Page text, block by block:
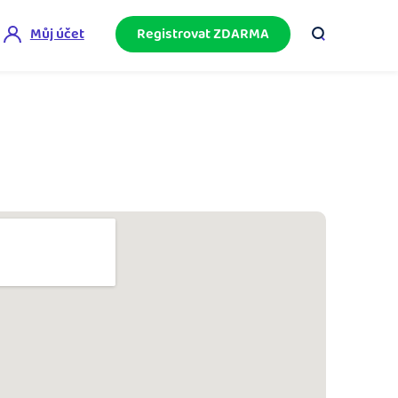
se komunity na fakturaci, daně či
Můj účet Registrovat ZDARMA